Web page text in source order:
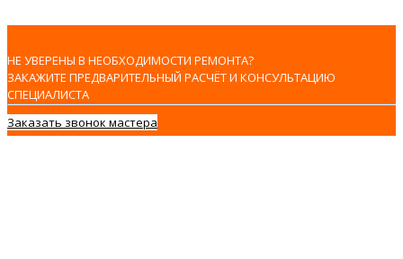
НЕ УВЕРЕНЫ В НЕОБХОДИМОСТИ РЕМОНТА?
ЗАКАЖИТЕ ПРЕДВАРИТЕЛЬНЫЙ РАСЧЁТ И КОНСУЛЬТАЦИЮ
СПЕЦИАЛИСТА
Заказать звонок мастера